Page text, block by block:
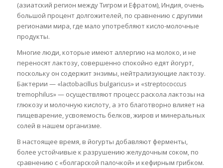
(азиатский регион между Тигром и Ефратом), Индия, очень
большой процент долгожителей, по сравнению с другими
регионами мира, где мало употребляют кисло-молочные
продукты.
Многие люди, которые имеют аллергию на молоко, и не
переносят лактозу, совершенно спокойно едят йогурт,
поскольку он содержит энзимы, нейтрализующие лактозу.
Бактерии — «lactobacillus bulgaricus» и «streptococcus
tremophilus» — осуществляют процесс раскола лактозы на
глюкозу и молочную кислоту, а это благотворно влияет на
пищеварение, усвояемость белков, жиров и минеральных
солей в нашем организме.
В настоящее время, в йогурты добавляют ферменты,
более устойчивые к разрушению желудочным соком, по
сравнению с «болгарской палочкой» и кефирным грибком.